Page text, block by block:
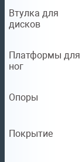
Втулка для
дисков
Платформы для
ног
Опоры
Покрытие